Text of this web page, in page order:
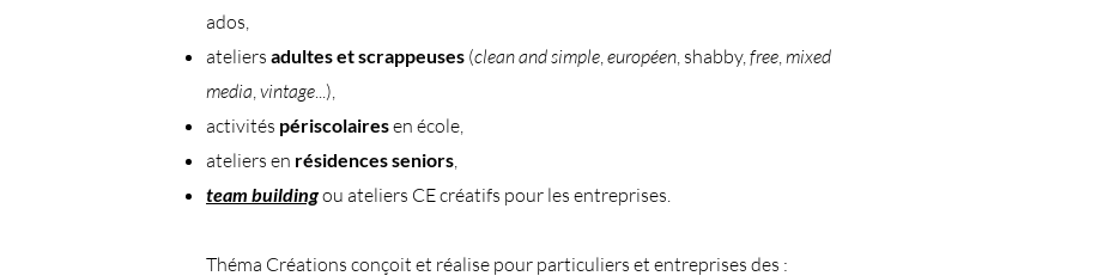
ados,
ateliersadultes et scrappeuses (clean and simple,européen, shabby,free,mixed
media,vintage...),
activités périscolairesen école,
ateliers en résidences seniors,
team buildingou ateliers CE créatifs pour les entreprises.​
Théma Créations conçoit et réalise pour particuliers et entreprises des :